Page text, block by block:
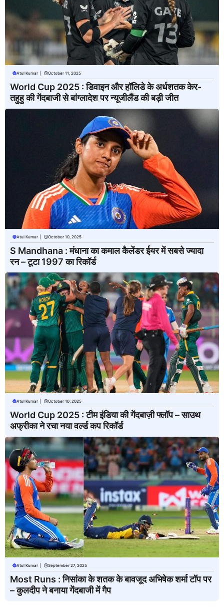
Atul Kumar October 11, 2025
World Cup 2025 : डिवाइन और हॉलिडे के अर्धशतक केर-
तहुहु की गेंदबाजी से बांग्लादेश पर न्यूजीलैंड की बड़ी जीत
Atul Kumar October 10, 2025
S Mandhana : मंधाना का कमाल कैलेंडर ईयर में सबसे ज्यादा
रन – टूटा 1997 का रिकॉर्ड
Atul Kumar October 10, 2025
World Cup 2025 : टीम इंडिया की गेंदबाज़ी फ्लॉप – साउथ
अफ्रीका ने रचा नया वर्ल्ड कप रिकॉर्ड
Atul Kumar September 27, 2025
Most Runs : निसांका के शतक के बावजूद अभिषेक शर्मा टॉप पर
– कुलदीप ने बनाया गेंदबाजी में गैप